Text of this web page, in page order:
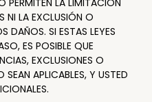
NI LA EXCLUSIÓN O
DAÑOS. SI ESTAS LEYES
ES POSIBLE QUE
EXCLUSIONES O
SEAN APLICABLES, Y USTED